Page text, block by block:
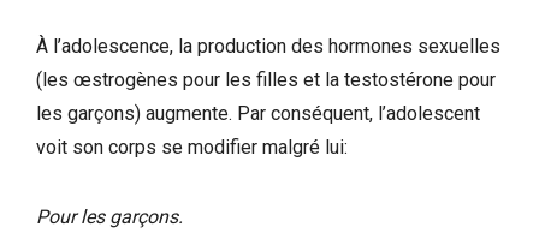
À l’adolescence, la production des hormones sexuelles
(les œstrogènes pour les filles et la testostérone pour
les garçons) augmente. Par conséquent, l’adolescent
voit son corps se modifier malgré lui:
Pour les garçons.